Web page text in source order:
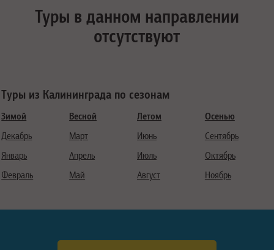
Туры в данном направлении
отсутствуют
Туры из Калининграда по сезонам
Зимой
Декабрь
Январь
Февраль
Весной
Март
Апрель
Май
Летом
Июнь
Июль
Август
Осенью
Сентябрь
Октябрь
Ноябрь